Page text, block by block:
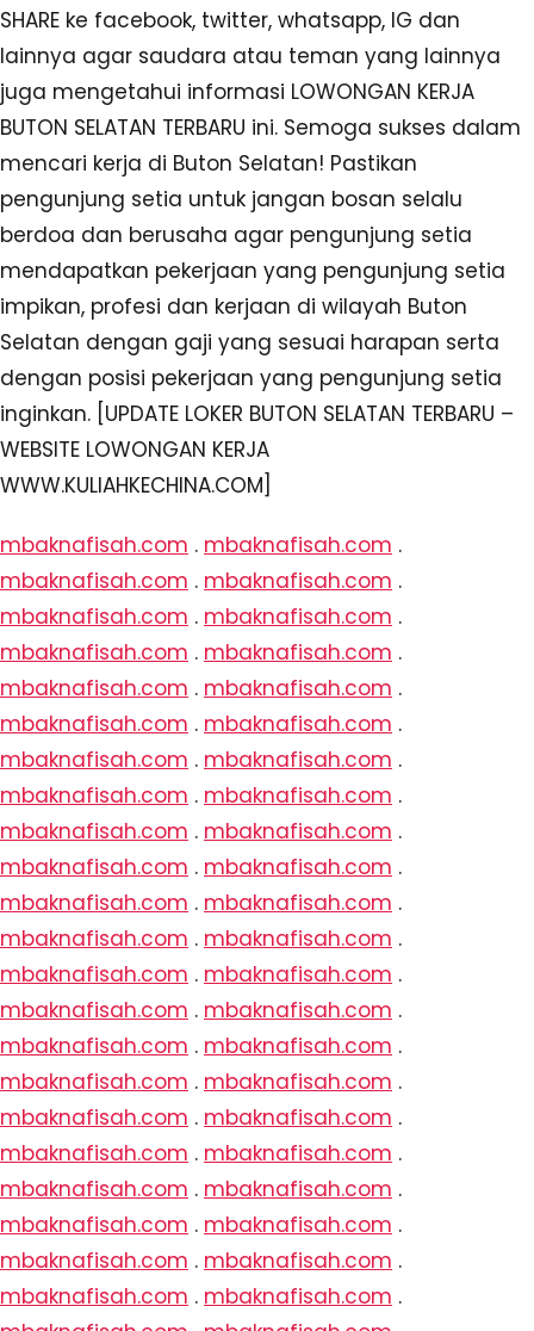
SHARE ke facebook, twitter, whatsapp, IG dan
lainnya agar saudara atau teman yang lainnya
juga mengetahui informasi LOWONGAN KERJA
BUTON SELATAN TERBARU ini. Semoga sukses dalam
mencari kerja di Buton Selatan! Pastikan
pengunjung setia untuk jangan bosan selalu
berdoa dan berusaha agar pengunjung setia
mendapatkan pekerjaan yang pengunjung setia
impikan, profesi dan kerjaan di wilayah Buton
Selatan dengan gaji yang sesuai harapan serta
dengan posisi pekerjaan yang pengunjung setia
inginkan. [UPDATE LOKER BUTON SELATAN TERBARU –
WEBSITE LOWONGAN KERJA
WWW.KULIAHKECHINA.COM]
mbaknafisah.com . mbaknafisah.com .
mbaknafisah.com . mbaknafisah.com .
mbaknafisah.com . mbaknafisah.com .
mbaknafisah.com . mbaknafisah.com .
mbaknafisah.com . mbaknafisah.com .
mbaknafisah.com . mbaknafisah.com .
mbaknafisah.com . mbaknafisah.com .
mbaknafisah.com . mbaknafisah.com .
mbaknafisah.com . mbaknafisah.com .
mbaknafisah.com . mbaknafisah.com .
mbaknafisah.com . mbaknafisah.com .
mbaknafisah.com . mbaknafisah.com .
mbaknafisah.com . mbaknafisah.com .
mbaknafisah.com . mbaknafisah.com .
mbaknafisah.com . mbaknafisah.com .
mbaknafisah.com . mbaknafisah.com .
mbaknafisah.com . mbaknafisah.com .
mbaknafisah.com . mbaknafisah.com .
mbaknafisah.com . mbaknafisah.com .
mbaknafisah.com . mbaknafisah.com .
mbaknafisah.com . mbaknafisah.com .
mbaknafisah.com . mbaknafisah.com .